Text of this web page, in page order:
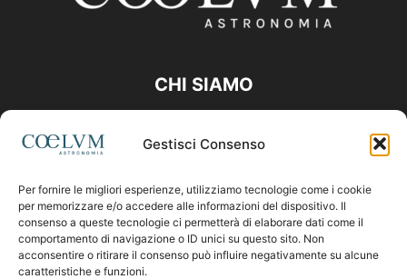
Gestisci Consenso
Per fornire le migliori esperienze, utilizziamo tecnologie come i cookie
per memorizzare e/o accedere alle informazioni del dispositivo. Il
consenso a queste tecnologie ci permetterà di elaborare dati come il
comportamento di navigazione o ID unici su questo sito. Non
acconsentire o ritirare il consenso può influire negativamente su alcune
caratteristiche e funzioni.
CHI SIAMO
Contattaci:coelumastro@coelum.com
SEGUICI